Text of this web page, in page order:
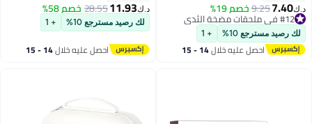
للتعديل
د.ك‏7.40
9.25خصم 19%
#12 في ملحقات مضخة الثدي
#12 في ملحقات مضخة الثدي
لك رصيد مسترجع 10% + 1
احصل عليه خلال 14 - 15
د.ك‏11.93
28.55خصم 58%
لك رصيد مسترجع 10% + 1
احصل عليه خلال 14 - 15